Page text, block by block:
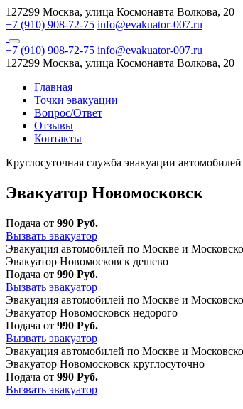
127299 Москва, улица Космонавта Волкова, 20
+7 (910) 908-72-75 info@evakuator-007.ru
+7 (910) 908-72-75 info@evakuator-007.ru
127299 Москва, улица Космонавта Волкова, 20
Главная
Точки эвакуации
Вопрос/Ответ
Отзывы
Контакты
Круглосуточная служба эвакуации
Эвакуатор Новомосковск
Подача от 990 Руб.
Вызвать эвакуатор
Эвакуация автомобилей по Москве и
Эвакуатор Новомосковск дешево
Подача от 990 Руб.
Вызвать эвакуатор
Эвакуация автомобилей по Москве и
Эвакуатор Новомосковск недорого
Подача от 990 Руб.
Вызвать эвакуатор
Эвакуация автомобилей по Москве и
Эвакуатор Новомосковск круглосуточно
Подача от 990 Руб.
Вызвать эвакуатор